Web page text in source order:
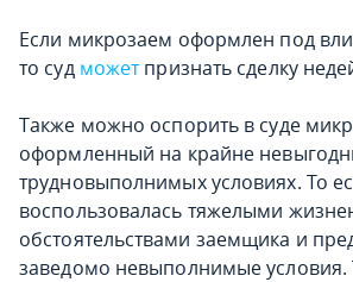
Если микрозаем оформлен под
то суд можетпризнать сделку
Также можно оспорить в суде
оформленный на крайне
трудновыполнимых условиях. То
воспользовалась тяжелыми
обстоятельствами заемщика и
заведомо невыполнимые условия.